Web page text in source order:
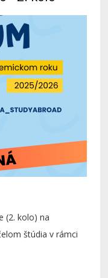
(2. kolo) na
štúdia v rámci